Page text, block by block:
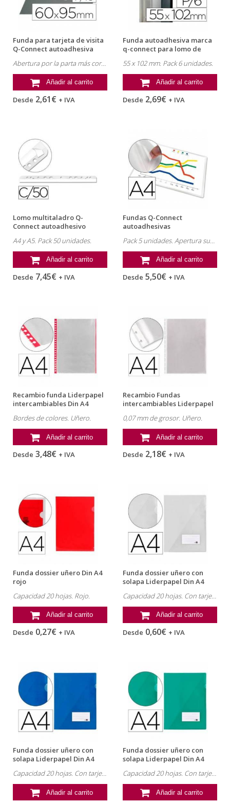
Funda para tarjeta de visita
Q-Connect autoadhesiva
Abertura por la parta más corta.
Añadir al carrito
Desde 2,61€ + IVA
Funda autoadhesiva marca
q-connect para lomo de
55 x 102 mm. Pack 6 unidades.
Añadir al carrito
Desde 2,69€ + IVA
Lomo multitaladro Q-
Connect autoadhesivo
A4 y A5. Pack 50 unidades.
Añadir al carrito
Desde 7,45€ + IVA
Fundas Q-Connect
autoadhesivas
Pack 5 unidades. Apertura superior.
Añadir al carrito
Desde 5,50€ + IVA
Recambio funda Liderpapel
intercambiables Din A4
Bordes de colores. Uñero.
Añadir al carrito
Desde 3,48€ + IVA
Recambio Fundas
intercambiables Liderpapel
0,07 mm de grosor. Uñero.
Añadir al carrito
Desde 2,18€ + IVA
Funda dossier uñero Din A4
rojo
Capacidad 20 hojas. Rojo.
Añadir al carrito
Desde 0,27€ + IVA
Funda dossier uñero con
solapa Liderpapel Din A4
Capacidad 20 hojas. Con tarjetero y solapa.
Añadir al carrito
Desde 0,60€ + IVA
Funda dossier uñero con
solapa Liderpapel Din A4
Capacidad 20 hojas. Con tarjetero y solapa.
Añadir al carrito
Funda dossier uñero con
solapa Liderpapel Din A4
Capacidad 20 hojas. Con tarjetero y solapa.
Añadir al carrito